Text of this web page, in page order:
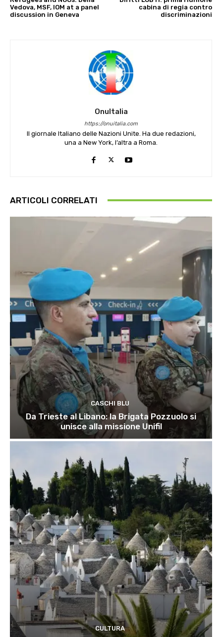
Vedova, MSF, IOM at a panel
discussion in Geneva
cabina di regia contro
discriminazioni
OnuItalia
https://onuitalia.com
Il giornale Italiano delle Nazioni Unite. Ha due redazioni,
una a New York, l’altra a Roma.
ARTICOLI CORRELATI
CASCHI BLU
Da Trieste al Libano: la Brigata Pozzuolo si
unisce alla missione Unifil
CULTURA